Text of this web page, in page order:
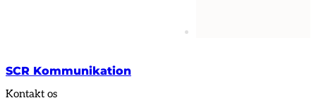
SCR Kommunikation
Kontakt os